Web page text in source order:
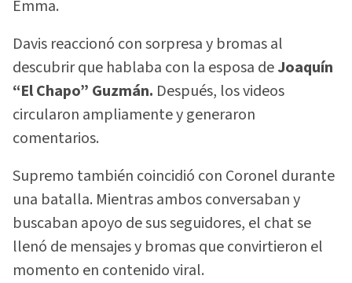
Emma.
Davis reaccionó con sorpresa y bromas al
descubrir que hablaba con la esposa deJoaquín
“El Chapo” Guzmán. Después, los videos
circularon ampliamente y generaron
comentarios.
Supremo también coincidió con Coronel durante
una batalla. Mientras ambos conversaban y
buscaban apoyo de sus seguidores, el chat se
llenó de mensajes y bromas que convirtieron el
momento en contenido viral.